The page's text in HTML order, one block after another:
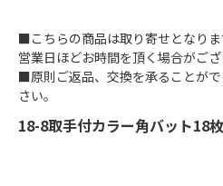
18-8取手付カラー角バット18
■こちらの商品は取り寄せとなり
営業日ほどお時間を頂く場合がござ
■原則ご返品、交換を承ることが
さい。